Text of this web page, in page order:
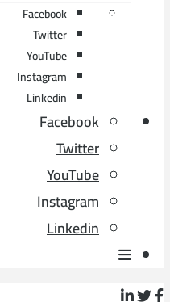
Facebook
Twitter
YouTube
Instagram
Linkedin
Facebook
Twitter
YouTube
Instagram
Linkedin